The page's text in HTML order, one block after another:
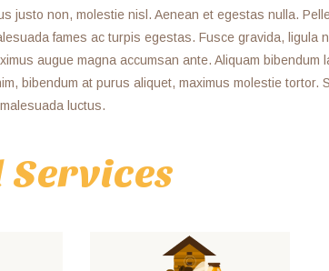
justo non, molestie nisl. Aenean et egestas nulla.
fames ac turpis egestas. Fusce gravida, ligula
augue magna accumsan ante. Aliquam bibendum
bibendum at purus aliquet, maximus molestie tortor.
luctus.
Services